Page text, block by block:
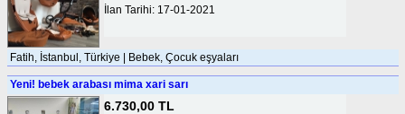
İlan Tarihi: 17-01-2021
Fatih, İstanbul, Türkiye | Bebek, Çocuk eşyaları
Yeni! bebek arabası mima xari sarı
6.730,00 TL